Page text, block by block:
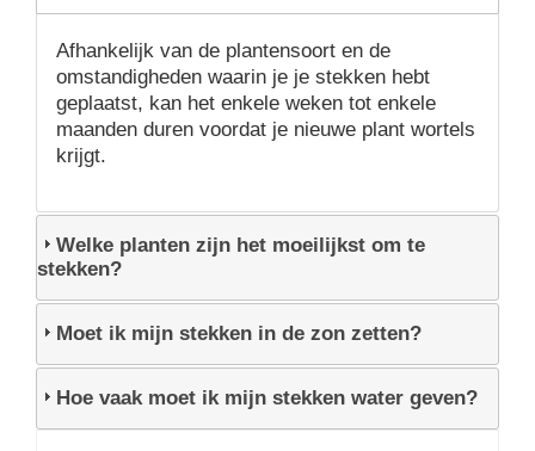
Afhankelijk van de plantensoort en de
omstandigheden waarin je je stekken hebt
geplaatst, kan het enkele weken tot enkele
maanden duren voordat je nieuwe plant wortels
krijgt.
Welke planten zijn het moeilijkst om te
stekken?
Moet ik mijn stekken in de zon zetten?
Hoe vaak moet ik mijn stekken water geven?